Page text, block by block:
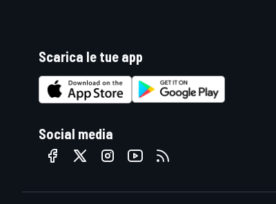
ENDURANCE/GT
Scarica le tue app
Social media